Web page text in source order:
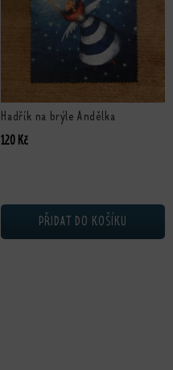
Hadřík na brýle Andělka
120 Kč
PŘIDAT DO KOŠÍKU